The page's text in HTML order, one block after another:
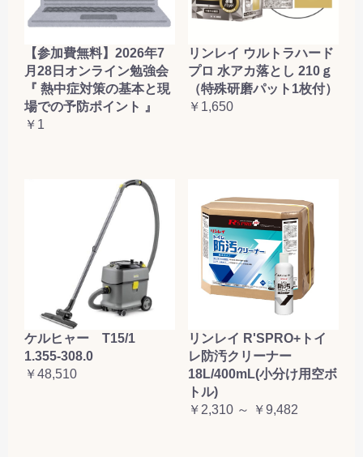
【参加費無料】2026年7
月28日オンライン勉強会
『 熱中症対策の基本と現
場での予防ポイント 』
￥1
リンレイ ウルトラハード
プロ 水アカ落とし 210ｇ
（特殊研磨パット1枚付）
￥1,650
ケルヒャー T15/1
1.355-308.0
￥48,510
リンレイ R'SPRO+トイ
レ防汚クリーナー
18L/400mL(小分け用空ボ
トル)
￥2,310 ～ ￥9,482